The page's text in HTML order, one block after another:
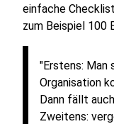
einfache
zum Beispiel 100
"Erstens: Man
Organisation
Dann fällt
Zweitens: